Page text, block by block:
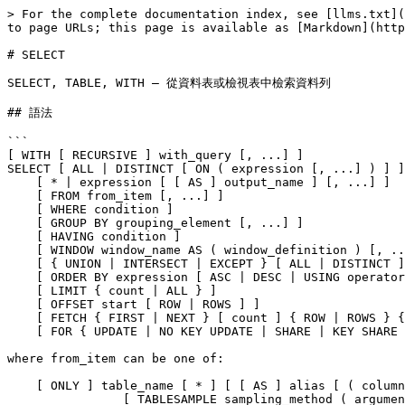
> For the complete documentation index, see [llms.txt](https://docs.postgresql.tw/llms.txt). Markdown versions of documentation pages are available by appending `.md` to page URLs; this page is available as [Markdown](https://docs.postgresql.tw/13/reference/sql-commands/select.md).

# SELECT

SELECT, TABLE, WITH — 從資料表或檢視表中檢索資料列

## 語法

```
[ WITH [ RECURSIVE ] with_query [, ...] ]
SELECT [ ALL | DISTINCT [ ON ( expression [, ...] ) ] ]
    [ * | expression [ [ AS ] output_name ] [, ...] ]
    [ FROM from_item [, ...] ]
    [ WHERE condition ]
    [ GROUP BY grouping_element [, ...] ]
    [ HAVING condition ]
    [ WINDOW window_name AS ( window_definition ) [, ...] ]
    [ { UNION | INTERSECT | EXCEPT } [ ALL | DISTINCT ] select ]
    [ ORDER BY expression [ ASC | DESC | USING operator ] [ NULLS { FIRST | LAST } ] [, ...] ]
    [ LIMIT { count | ALL } ]
    [ OFFSET start [ ROW | ROWS ] ]
    [ FETCH { FIRST | NEXT } [ count ] { ROW | ROWS } { ONLY | WITH TIES } ]
    [ FOR { UPDATE | NO KEY UPDATE | SHARE | KEY SHARE } [ OF table_name [, ...] ] [ NOWAIT | SKIP LOCKED ] [...] ]

where from_item can be one of:

    [ ONLY ] table_name [ * ] [ [ AS ] alias [ ( column_alias [, ...] ) ] ]
                [ TABLESAMPLE sampling_method ( argument [, ...] ) [ REPEATABLE ( seed ) ] ]
    [ LATERAL ] ( select ) [ AS ] alias [ ( column_alias [, ...] ) ]
    with_query_name [ [ AS ] alias [ ( column_alias [, ...] ) ] ]
    [ LATERAL ] function_name ( [ argument [, ...] ] )
                [ WITH ORDINALITY ] [ [ AS ] alias [ ( column_alias [, ...] ) ] ]
    [ LATERAL ] function_name ( [ argument [, ...] ] ) [ AS ] alias ( column_definition [, ...] )
    [ LATERAL ] function_name ( [ argument [, ...] ] ) AS ( column_definition [, ...] )
    [ LATERAL ] ROWS FROM( function_name ( [ argument [, ...] ] ) [ AS ( column_definition [, ...] ) ] [, ...] )
                [ WITH ORDINALITY ] [ [ AS ] alias [ ( column_alias [, ...] ) ] ]
    from_item [ NATURAL ] join_type from_item [ ON join_condition | USING ( join_column [, ...] ) ]

and grouping_element can be one of:

    ( )
    expression
    ( expression [, ...] )
    ROLLUP ( { expression | ( expression [, ...] ) } [, ...] )
    CUBE ( { expression | ( expression [, ...] ) } [, ...] )
    GROUPING SETS ( grouping_element [, ...] )

and with_query is:

    with_query_name [ ( column_name [, ...] ) ] AS [ [ NOT ] MATERIALIZED ] ( select | values | insert | update | delete )

TABLE [ ONLY ] table_name [ * ]
```

## 說明

SELECT 從零個或多個資料表中檢索資料列。SELECT 的一般處理如下：

1. 計算 WITH 列表中的所有查詢語句。這有效地製作可以在 FROM 列表中引用的臨時資料表。在 FROM 中多次引用的 WITH 查詢僅會計算一次。（參閱下面的 [WITH 子句](/13/reference/sql-commands/select.md#with-clause)。）
2. FROM 列表中的所有元素都是計算出來的。（FROM 列表中的每個元素可以是一個真實或虛擬的資料表。）如果在 FROM 列表中指定了多個元素，它們將會交叉查詢在一起。 （參閱下面的 [FROM 語句](/13/reference/sql-commands/select.md#from-clause)。）
3. 如果指定了 WHERE 子句，則從會輸出中過濾掉所有不滿足條件的資料列。（參閱下面的 [WHERE 子句](/13/reference/sql-commands/select.md#where-clause)。）
4. 如果使用了 GROUP BY 子句，或者存在彙總函數的呼叫，則將輸出組合成與一個或多個相符合的資料列群組，合併計算彙總函數的結果。如果存在 HAVING 子句，則會刪除不滿足給定條件的群組。（參閱下面的 [GROUP BY 子句](/13/reference/sql-commands/select.md#group-by-clause)和 [HAVING 子句](/13/reference/sql-commands/select.md#having-clause)。）
5. 使用每個選定的資料列或資料列群組的 SELECT 輸出表示式計算實際輸出的資料列。 （參閱下面的 [SELECT List](/13/reference/sql-commands/select.md#select-list)。）
6. SELECT DISTINCT 從結果中刪除重複的資料列。SELECT DISTINCT ON 消除了在所有指定表示式上符合的資料列。SELECT ALL（預設值）將回傳所有的候選資料列，包括重複的資料列。 （參閱下面的 [DISTINCT 子句](/13/reference/sql-commands/select.md#distinct-clause)。）
7. 使用運算子 UNION、INTERSECT 和 EXCEPT，可以組合多個 SELECT 語句的輸出以形成單個結果集合。UNION 運算子回傳一個或兩個結果集合中的所有資料列。 INTERSECT 運算子回傳同時在兩個結果集合中的所有資料列。EXCEPT 運算子回傳第一個結